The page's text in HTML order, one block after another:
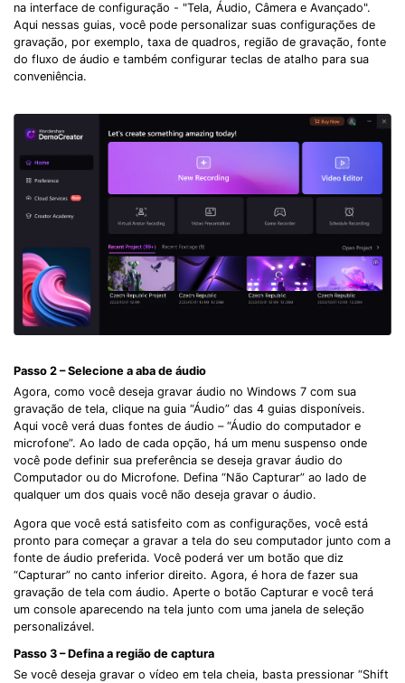
na interface de configuração - "Tela, Áudio, Câmera e Avançado".
Aqui nessas guias, você pode personalizar suas configurações de
gravação, por exemplo, taxa de quadros, região de gravação, fonte
do fluxo de áudio e também configurar teclas de atalho para sua
conveniência.
Passo 2 – Selecione a aba de áudio
Agora, como você deseja gravar áudio no Windows 7 com sua
gravação de tela, clique na guia “Áudio” das 4 guias disponíveis.
Aqui você verá duas fontes de áudio – “Áudio do computador e
microfone”. Ao lado de cada opção, há um menu suspenso onde
você pode definir sua preferência se deseja gravar áudio do
Computador ou do Microfone. Defina “Não Capturar” ao lado de
qualquer um dos quais você não deseja gravar o áudio.
Agora que você está satisfeito com as configurações, você está
pronto para começar a gravar a tela do seu computador junto com a
fonte de áudio preferida. Você poderá ver um botão que diz
“Capturar” no canto inferior direito. Agora, é hora de fazer sua
gravação de tela com áudio. Aperte o botão Capturar e você terá
um console aparecendo na tela junto com uma janela de seleção
personalizável.
Passo 3 – Defina a região de captura
Se você deseja gravar o vídeo em tela cheia, basta pressionar “Shift